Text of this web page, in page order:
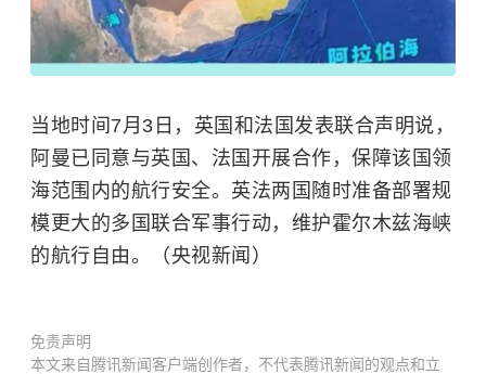
当地时间7月3日，英国和法国发表联合声明说，
阿曼已同意与英国、法国开展合作，保障该国领
海范围内的航行安全。英法两国随时准备部署规
模更大的多国联合军事行动，维护霍尔木兹海峡
的航行自由。（央视新闻）
免责声明
本文来自腾讯新闻客户端创作者，不代表腾讯新闻的观点和立